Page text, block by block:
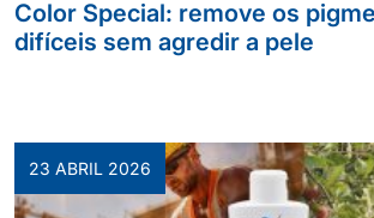
Color Special: remove os
difíceis sem agredir a pele
23 ABRIL 2026